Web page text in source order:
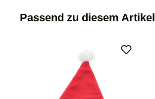
Passend zu diesem Artikel